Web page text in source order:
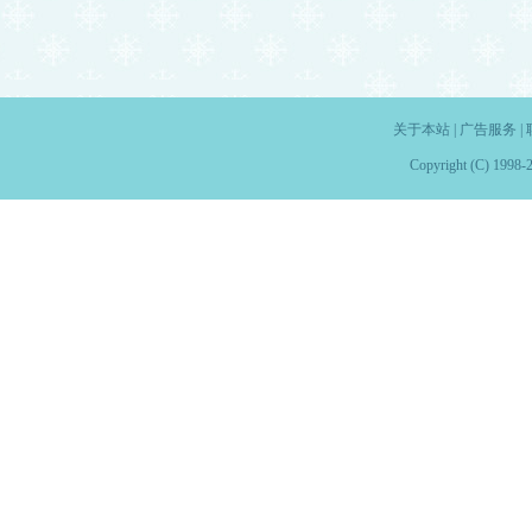
关于本站| 广告服务
Copyright (C) 1998-